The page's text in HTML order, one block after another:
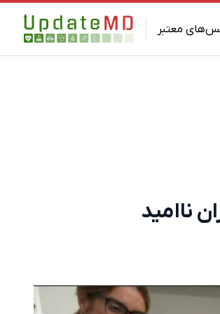
معتبر
ناامید